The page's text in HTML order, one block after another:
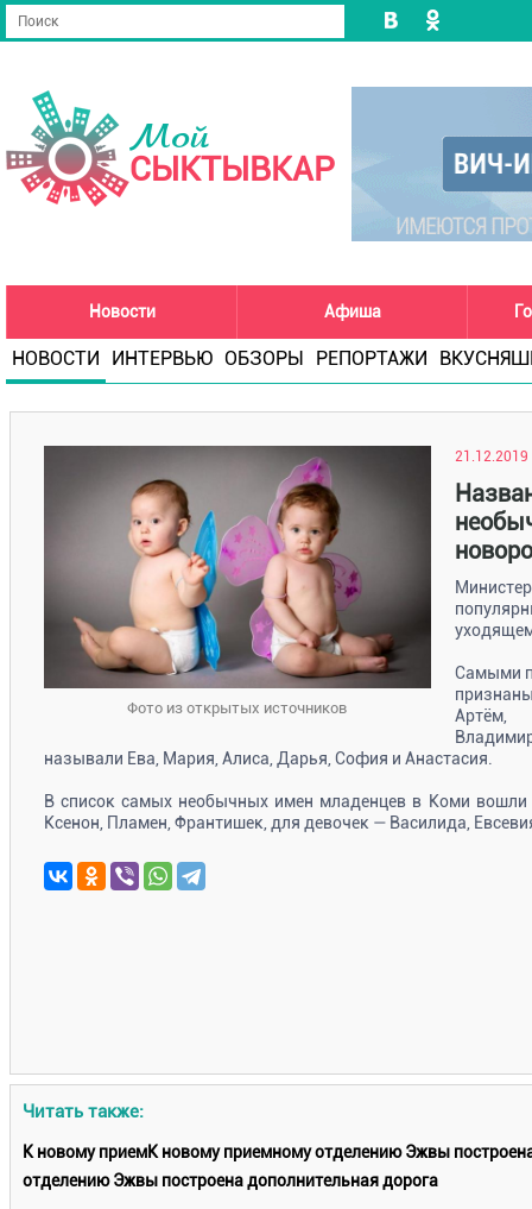
Мой
СЫКТЫВКАР
Новости Афиша
НОВОСТИ ИНТЕРВЬЮ ОБЗОРЫ РЕПОРТАЖИ
Фото из открытых источников
21.12.2019
Самыми
Артём,
называли Ева, Мария, Алиса, Дарья, София и Анастасия.
В список самых необычных имен младенцев в Коми
Ксенон, Пламен, Франтишек, для девочек — Василида,
Читать также:
К новому приемК новому приемному отделению Эжвы
отделению Эжвы построена дополнительная дорога